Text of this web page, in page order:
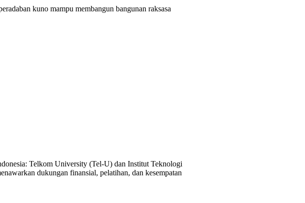
kuno mampu membangun bangunan raksasa
Telkom University (Tel-U) dan Institut Teknologi
dukungan finansial, pelatihan, dan kesempatan